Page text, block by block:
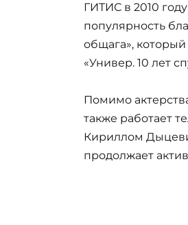
ГИТИС в 2010
популярность
общага», который
«Универ. 10 лет
Помимо
также работает
Кириллом
продолжает